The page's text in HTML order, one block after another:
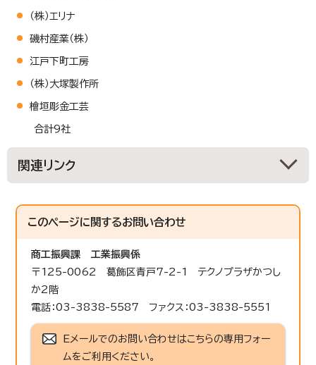
（株）エリナ
磯村産業（株）
江戸下町工房
（株）大塚製作所
檜垣彫金工芸
合計9社
関連リンク
このページに関するお問い合わせ
商工振興課
工業振興係
〒125-0062 葛飾区青戸7-2-1 テクノプラザかつし
か2階
電話：03-3838-5587 ファクス：03-3838-5551
Eメールでのお問い合わせはこちらの専用フォー
ムをご利用ください。